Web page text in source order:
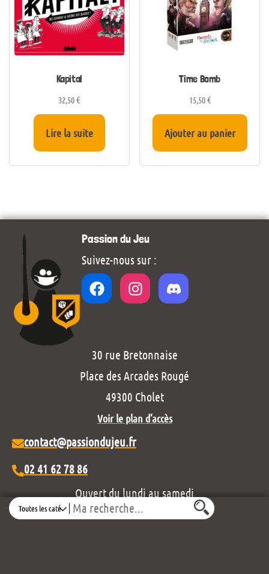
Search
Kapital
32,50€
Lire la suite
Time Bomb
15,50€
Ajouter au panier
Passion du Jeu
Suivez-nous sur :
30 rue Bretonnaise
Place des Arcades Rougé
49300 Cholet
Voir le plan d’accès
contact@passiondujeu.fr
02 41 62 78 86
Ouvert du lundi au samedi
de 10h00 à 19h30